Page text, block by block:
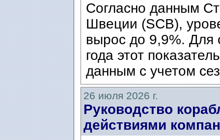
Согласно данным
Швеции (SCB),
вырос до 9,9%. Для
года этот
данным с учетом
26 июля 2026 г.
Руководство
действиями